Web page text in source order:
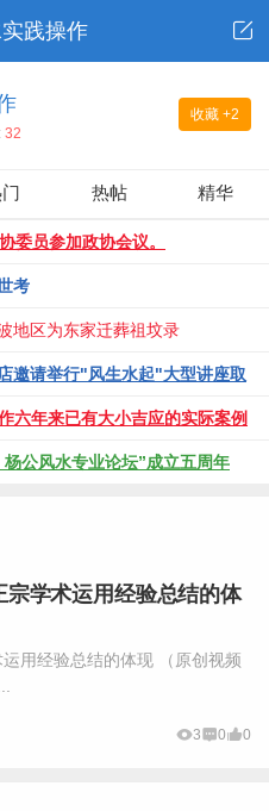
践操作
收藏 +2
32
热帖 精华
委员参加政协会议。
考
地区为东家迁葬祖坟录
邀请举行"风生水起"大型讲座取
六年来已有大小吉应的实际案例
公风水专业论坛”成立五周年
学术运用经验总结的体
用经验总结的体现 （原创视频
3 0 0